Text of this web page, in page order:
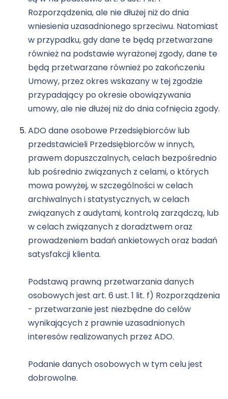
Rozporządzenia, ale nie dłużej niż do dnia
wniesienia uzasadnionego sprzeciwu. Natomiast
w przypadku, gdy dane te będą przetwarzane
również na podstawie wyrażonej zgody, dane te
będą przetwarzane również po zakończeniu
Umowy, przez okres wskazany w tej zgodzie
przypadający po okresie obowiązywania
umowy, ale nie dłużej niż do dnia cofnięcia zgody.
ADO dane osobowe Przedsiębiorców lub
przedstawicieli Przedsiębiorców w innych,
prawem dopuszczalnych, celach bezpośrednio
lub pośrednio związanych z celami, o których
mowa powyżej, w szczególności w celach
archiwalnych i statystycznych, w celach
związanych z audytami, kontrolą zarządczą, lub
w celach związanych z doradztwem oraz
prowadzeniem badań ankietowych oraz badań
satysfakcji klienta.
Podstawą prawną przetwarzania danych
osobowych jest art. 6 ust. 1 lit. f) Rozporządzenia
- przetwarzanie jest niezbędne do celów
wynikających z prawnie uzasadnionych
interesów realizowanych przez ADO.
Podanie danych osobowych w tym celu jest
dobrowolne.